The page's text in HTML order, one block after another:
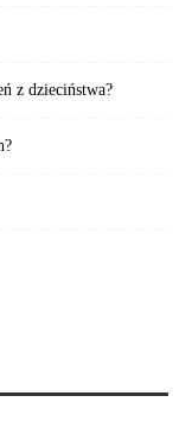
z dzieciństwa?